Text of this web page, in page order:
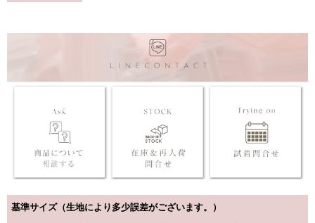
基準サイズ（生地により多少誤差がございます。）